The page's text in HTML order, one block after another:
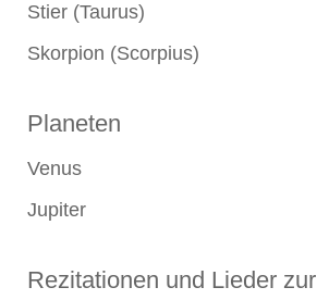
Stier (Taurus)
Skorpion (Scorpius)
Planeten
Venus
Jupiter
Rezitationen und Lieder zur